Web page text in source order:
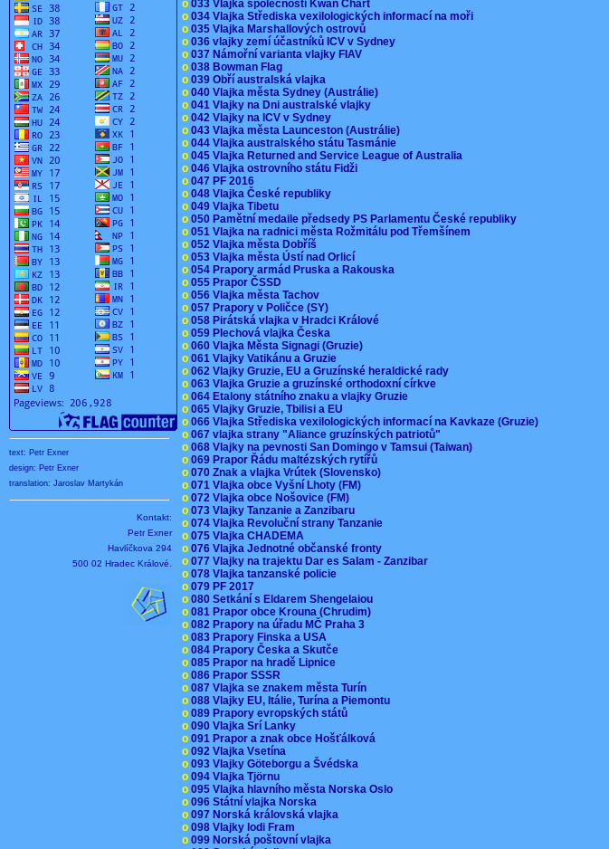
text: Petr Exner
design: Petr Exner
translation: Jaroslav Martykán
Kontakt:
Petr Exner
Havlíčkova 294
500 02 Hradec Králové.
o 033 Vlajka společnosti Kwan Chart
o 034 Vlajka Střediska vexilologických informací na moři
o 035 Vlajka Marshallových ostrovů
o 036 vlajky zemí účastníků ICV v Sydney
o 037 Námořní varianta vlajky FIAV
o 038 Bowman Flag
o 039 Obří australská vlajka
o 040 Vlajka města Sydney (Austrálie)
o 041 Vlajky na Dni australské vlajky
o 042 Vlajky na ICV v Sydney
o 043 Vlajka města Launceston (Austrálie)
o 044 Vlajka australského státu Tasmánie
o 045 Vlajka Returned and Service League of Australia
o 046 Vlajka ostrovního státu Fidži
o 047 PF 2016
o 048 Vlajka České republiky
o 049 Vlajka Tibetu
o 050 Pamětní medaile předsedy PS Parlamentu České republiky
o 051 Vlajka na radnici města Rožmitálu pod Třemšínem
o 052 Vlajka města Dobříš
o 053 Vlajka města Ústí nad Orlicí
o 054 Prapory armád Pruska a Rakouska
o 055 Prapor ČSSD
o 056 Vlajka města Tachov
o 057 Prapory v Poličce (SY)
o 058 Pirátská vlajka v Hradci Králové
o 059 Plechová vlajka Česka
o 060 Vlajka Města Signagi (Gruzie)
o 061 Vlajky Vatikánu a Gruzie
o 062 Vlajky Gruzie, EU a Gruzínské heraldické rady
o 063 Vlajka Gruzie a gruzínské orthodoxní církve
o 064 Etalony státního znaku a vlajky Gruzie
o 065 Vlajky Gruzie, Tbilisi a EU
o 066 Vlajka Střediska vexilologických informací na Kavkaze (Gruzie)
o 067 vlajka strany "Aliance gruzínských patriotů"
o 068 Vlajky na pevnosti San Domingo v Tamsui (Taiwan)
o 069 Prapor Řádu maltézských rytířů
o 070 Znak a vlajka Vrútek (Slovensko)
o 071 Vlajka obce Vyšní Lhoty (FM)
o 072 Vlajka obce Nošovice (FM)
o 073 Vlajky Tanzanie a Zanzibaru
o 074 Vlajka Revoluční strany Tanzanie
o 075 Vlajka CHADEMA
o 076 Vlajka Jednotné občanské fronty
o 077 Vlajky na trajektu Dar es Salam - Zanzibar
o 078 Vlajka tanzanské policie
o 079 PF 2017
o 080 Setkání s Eldarem Shengelaiou
o 081 Prapor obce Krouna (Chrudim)
o 082 Prapory na úřadu MČ Praha 3
o 083 Prapory Finska a USA
o 084 Prapory Česka a Skutče
o 085 Prapor na hradě Lipnice
o 086 Prapor SSSR
o 087 Vlajka se znakem města Turín
o 088 Vlajky EU, Itálie, Turína a Piemontu
o 089 Prapory evropských států
o 090 Vlajka Srí Lanky
o 091 Prapor a znak obce Hošťálková
o 092 Vlajka Vsetína
o 093 Vlajky Göteborgu a Švédska
o 094 Vlajka Tjörnu
o 095 Vlajka hlavního města Norska Oslo
o 096 Státní vlajka Norska
o 097 Norská královská vlajka
o 098 Vlajky lodi Fram
o 099 Norská poštovní vlajka